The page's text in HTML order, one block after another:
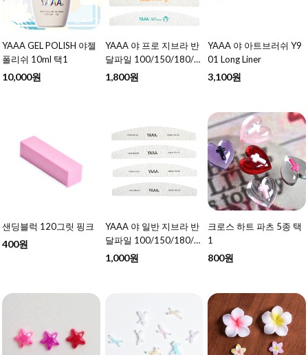
YAAA GEL POLISH 야젤
폴리쉬 10ml 택1
10,000원
YAAA 야 프로 지브라 반
달파일 100/150/180/2
40 택1
1,800원
YAAA 야 아트브러쉬 Y9
01 Long Liner
3,100원
샌딩블럭 120그릿 핑크
400원
YAAA 야 일반 지브라 반
달파일 100/150/180/2
40 택1
1,000원
크로스 하트 파츠 5종 택
1
800원